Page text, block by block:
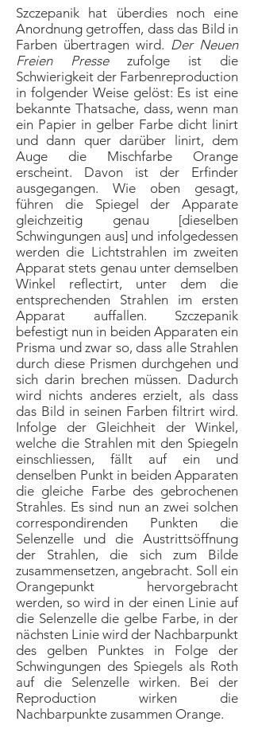
Szczepanik hat überdies noch eine
Anordnung getroffen, dass das Bild in
Farben übertragen wird. Der Neuen
Freien Pressezufolge ist die
Schwierigkeit der Farbenreproduction
in folgender Weise gelöst: Es ist eine
bekannte Thatsache, dass, wenn man
ein Papier in gelber Farbe dicht linirt
und dann quer darüber linirt, dem
Auge die Mischfarbe Orange
erscheint. Davon ist der Erfinder
ausgegangen. Wie oben gesagt,
führen die Spiegel der Apparate
gleichzeitig genau [dieselben
Schwingungen aus] und infolgedessen
werden die Lichtstrahlen im zweiten
Apparat stets genau unter demselben
Winkel reflectirt, unter dem die
entsprechenden Strahlen im ersten
Apparat auffallen. Szczepanik
befestigt nun in beiden Apparaten ein
Prisma und zwar so, dass alle Strahlen
durch diese Prismen durchgehen und
sich darin brechen müssen. Dadurch
wird nichts anderes erzielt, als dass
das Bild in seinen Farben filtrirt wird.
Infolge der Gleichheit der Winkel,
welche die Strahlen mit den Spiegeln
einschliessen, fällt auf ein und
denselben Punkt in beiden Apparaten
die gleiche Farbe des gebrochenen
Strahles. Es sind nun an zwei solchen
correspondirenden Punkten die
Selenzelle und die Austrittsöffnung
der Strahlen, die sich zum Bilde
zusammensetzen, angebracht. Soll ein
Orangepunkt hervorgebracht
werden, so wird in der einen Linie auf
die Selenzelle die gelbe Farbe, in der
nächsten Linie wird der Nachbarpunkt
des gelben Punktes in Folge der
Schwingungen des Spiegels als Roth
auf die Selenzelle wirken. Bei der
Reproduction wirken die
Nachbarpunkte zusammen Orange.